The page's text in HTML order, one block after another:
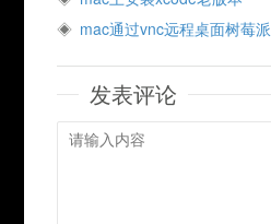
mac通过vnc远程桌面树莓派
发表评论